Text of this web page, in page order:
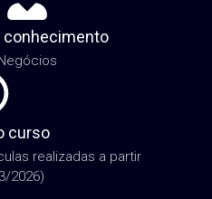
conhecimento
Negócios
curso
realizadas a partir
2026)